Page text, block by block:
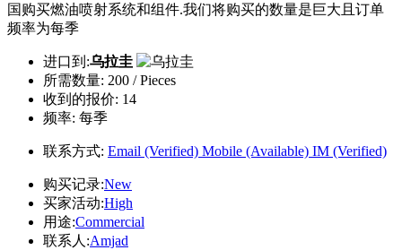
国购买燃油喷射系统和组件.我们将购买的数量是巨大且订单
频率为每季
进口到:乌拉圭
所需数量: 200 / Pieces
收到的报价: 14
频率: 每季
联系方式: Email (Verified) Mobile (Available) IM (Verified)
购买记录:New
买家活动:High
用途:Commercial
联系人:Amjad